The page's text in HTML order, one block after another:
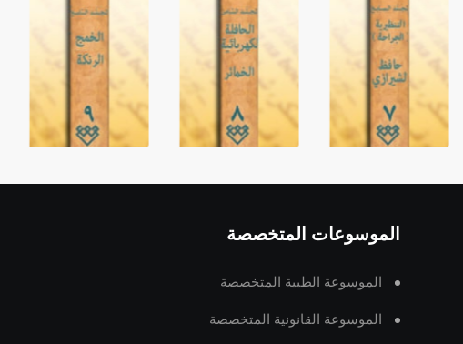
الموسوعات المتخصصة
الموسوعة الطبية المتخصصة
الموسوعة القانونية المتخصصة